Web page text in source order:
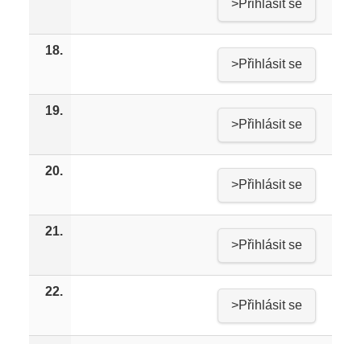
>Přihlásit se
18.
>Přihlásit se
19.
>Přihlásit se
20.
>Přihlásit se
21.
>Přihlásit se
22.
>Přihlásit se